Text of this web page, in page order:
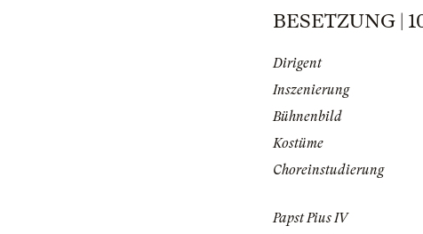
BESETZUNG |
Dirigent
Inszenierung
Bühnenbild
Kostüme
Choreinstudierung
Papst Pius IV